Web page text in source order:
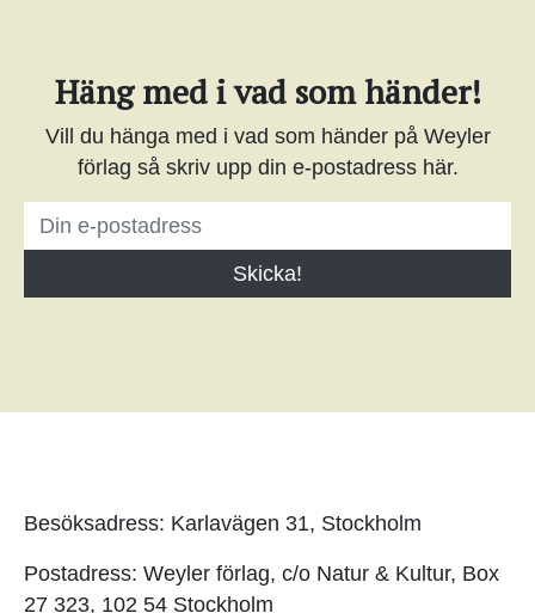
Häng med i vad som händer!
Vill du hänga med i vad som händer på Weyler
förlag så skriv upp din e-postadress här.
Besöksadress: Karlavägen 31, Stockholm
Postadress: Weyler förlag, c/o Natur & Kultur, Box
27 323, 102 54 Stockholm